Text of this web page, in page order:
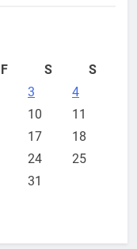
F S
S
3
4
10
11
17
18
24
25
31